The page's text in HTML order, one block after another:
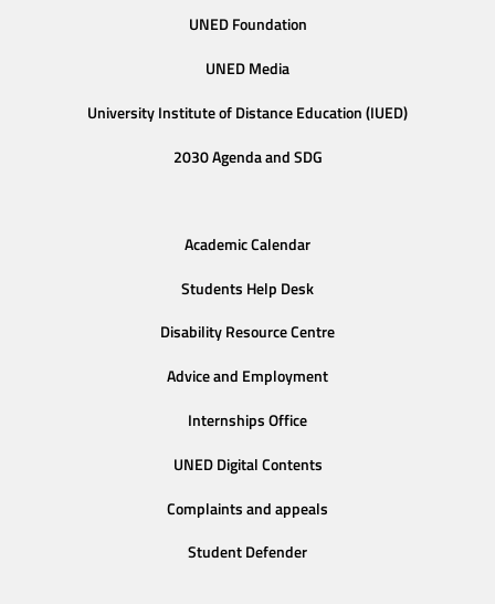
UNED Foundation
UNED Media
University Institute of Distance Education (IUED)
2030 Agenda and SDG
Academic Calendar
Students Help Desk
Disability Resource Centre
Advice and Employment
Internships Office
UNED Digital Contents
Complaints and appeals
Student Defender